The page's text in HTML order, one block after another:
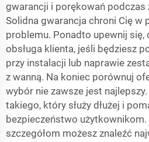
gwarancji i porękowań podczas
Solidna gwarancja chroni Cię w
problemu. Ponadto upewnij się,
obsługa klienta, jeśli będziesz
przy instalacji lub naprawie
z wanną. Na koniec porównuj
wybór nie zawsze jest
takiego, który służy dłużej i
bezpieczeństwo
szczegółom możesz znaleźć